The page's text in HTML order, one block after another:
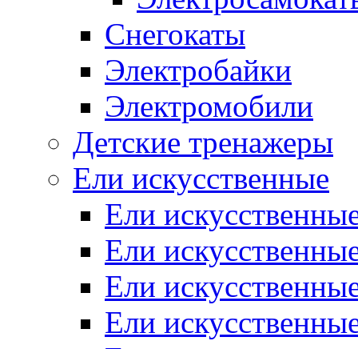
Снегокаты
Электробайки
Электромобили
Детские тренажеры
Ели искусственные
Ели
Ели
Ели
Ели